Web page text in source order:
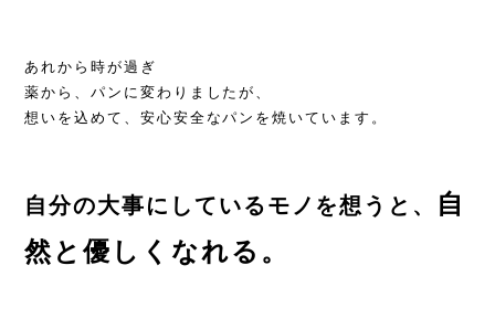
あれから時が過ぎ
薬から、パンに変わりましたが、
想いを込めて、安心安全なパンを焼いています。
自分の大事にしているモノを想うと、
自
然と優しくなれる。